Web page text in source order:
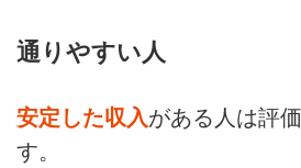
通りやすい人
安定した収入がある人は評
す。